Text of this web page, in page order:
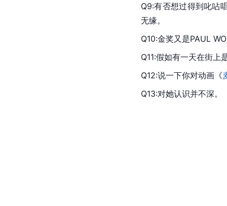
Q9:有否想过得到叱呫
无缘。
Q10:金奖又是PAUL
Q11:假如有一天在街上
Q12:说一下你对动画《
Q13:对她认识并不深。